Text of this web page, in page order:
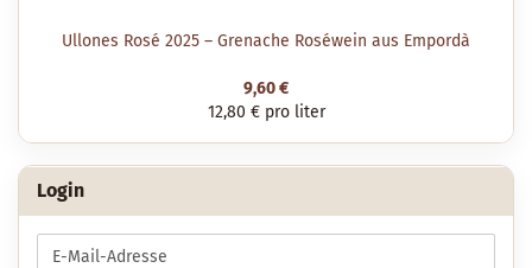
Ullones Rosé 2025 – Grenache Roséwein aus Empordà
9,60 €
12,80 € pro liter
Login
E-